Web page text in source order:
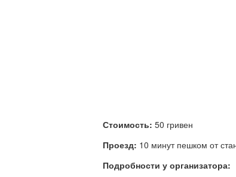
Стоимость: 50 гривен
Проезд: 10 минут пешком от
Подробности у организатора: